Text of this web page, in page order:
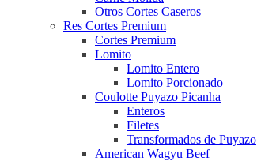
Otros Cortes Caseros
Res Cortes Premium
Cortes Premium
Lomito
Lomito Entero
Lomito Porcionado
Coulotte Puyazo Picanha
Enteros
Filetes
Transformados de Puyazo
American Wagyu Beef